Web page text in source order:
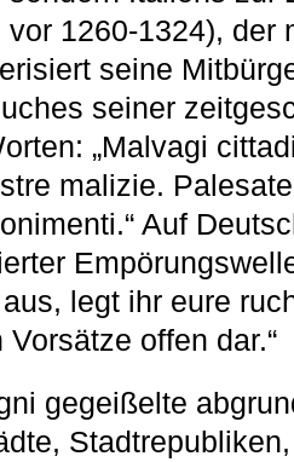
1260-1324), der
seine
seiner
„Malvagi
malizie.
Auf
legt ihr eure
offen dar.“
gegeißelte